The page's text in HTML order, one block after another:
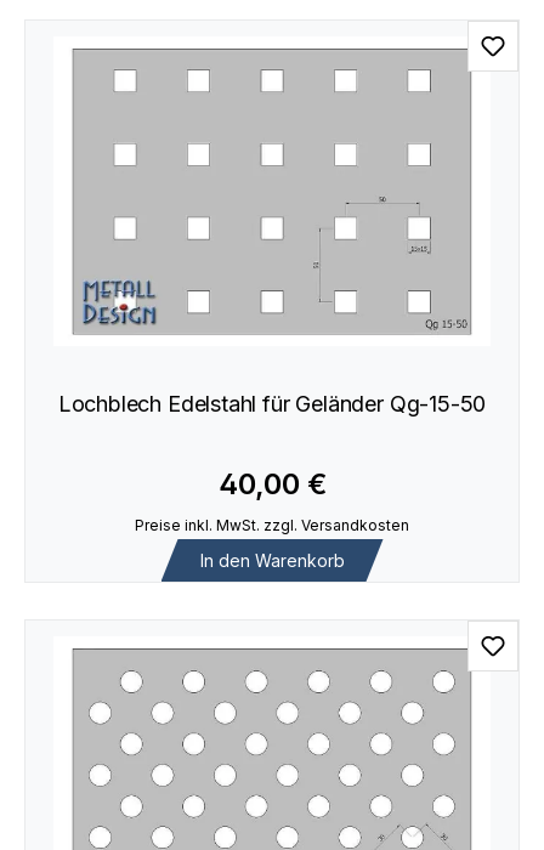
Lochblech Edelstahl für Geländer Qg-15-50
40,00 €
Preise inkl. MwSt. zzgl. Versandkosten
In den Warenkorb